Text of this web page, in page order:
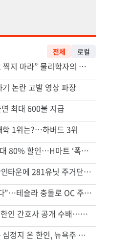
전체 로컬
“로또, 이 번호 찍지 마라” 물리학자의 당첨금 높이는 비밀
논란 고발 영상 파장
최대 600불 지급
학 1위는?…하버드 3위
쌀·라면 값 최대 80% 할인…H마트 ‘폭탄 세일’
부에나파크 한인타운에 281유닛 주거단지 들어선다
“전쟁터 같았다”…테슬라 충돌로 OC 주택 4채 파손
'14년째 도피' 한인 간호사 공개 수배…메디케어 사기 유죄
변호사시험 중 심정지 온 한인, 뉴욕주 제소